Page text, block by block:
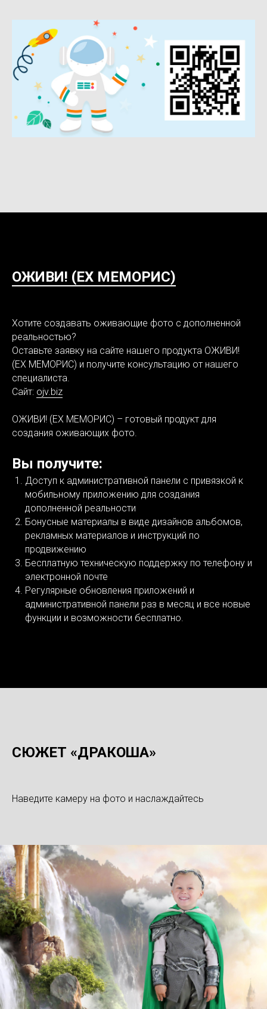
ОЖИВИ! (EX МЕМОРИС)
Хотите создавать оживающие фото с дополненной
реальностью?
Оставьте заявку на сайте нашего продукта ОЖИВИ!
(EX МЕМОРИС) и получите консультацию от нашего
специалиста.
Сайт: ojv.biz
ОЖИВИ! (EX МЕМОРИС) – готовый продукт для
создания оживающих фото.
Вы получите:
Доступ к административной панели с привязкой к
мобильному приложению для создания
дополненной реальности
Бонусные материалы в виде дизайнов альбомов,
рекламных материалов и инструкций по
продвижению
Бесплатную техническую поддержку по телефону и
электронной почте
Регулярные обновления приложений и
административной панели раз в месяц и все новые
функции и возможности бесплатно.
СЮЖЕТ «ДРАКОША»
Наведите камеру на фото и наслаждайтесь